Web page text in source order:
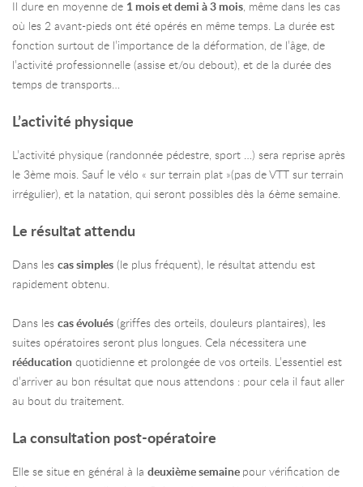
Il dure en moyenne de 1 mois et demi à 3 mois, même dans les cas
où les 2 avant-pieds ont été opérés en même temps. La durée est
fonction surtout de l’importance de la déformation, de l’âge, de
l’activité professionnelle (assise et/ou debout), et de la durée des
temps de transports…
L’activité physique
L’activité physique (randonnée pédestre, sport …) sera reprise après
le 3ème mois. Sauf le vélo « sur terrain plat »(pas de VTT sur terrain
irrégulier), et la natation, qui seront possibles dès la 6ème semaine.
Le résultat attendu
Dans les cas simples (le plus fréquent), le résultat attendu est
rapidement obtenu.
Dans les cas évolués (griffes des orteils, douleurs plantaires), les
suites opératoires seront plus longues. Cela nécessitera une
rééducation quotidienne et prolongée de vos orteils. L’essentiel est
d’arriver au bon résultat que nous attendons : pour cela il faut aller
au bout du traitement.
La consultation post-opératoire
Elle se situe en général à la deuxième semaine pour vérification de